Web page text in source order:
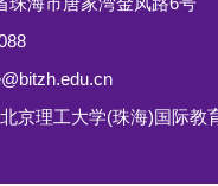
京理工大学(珠海)国际教